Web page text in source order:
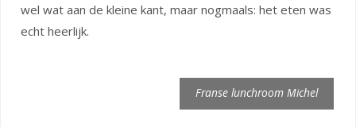
wel wat aan de kleine kant, maar nogmaals: het eten was
echt heerlijk.
Franse lunchroom Michel